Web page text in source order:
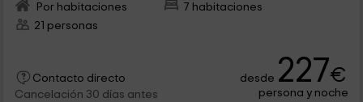
Por habitaciones
7 habitaciones
21 personas
Contacto directo
Cancelación 30 días antes
desde 227€
persona y noche